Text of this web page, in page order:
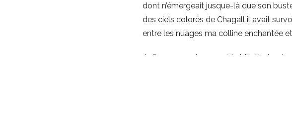
dont n’émergeait jusque-là que son
des ciels colorés de Chagall il avait
entre les nuages ma colline enchantée
Je fis sa connaissance à la billetterie, et